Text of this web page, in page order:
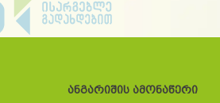
ანგარიშის ამონაწერი